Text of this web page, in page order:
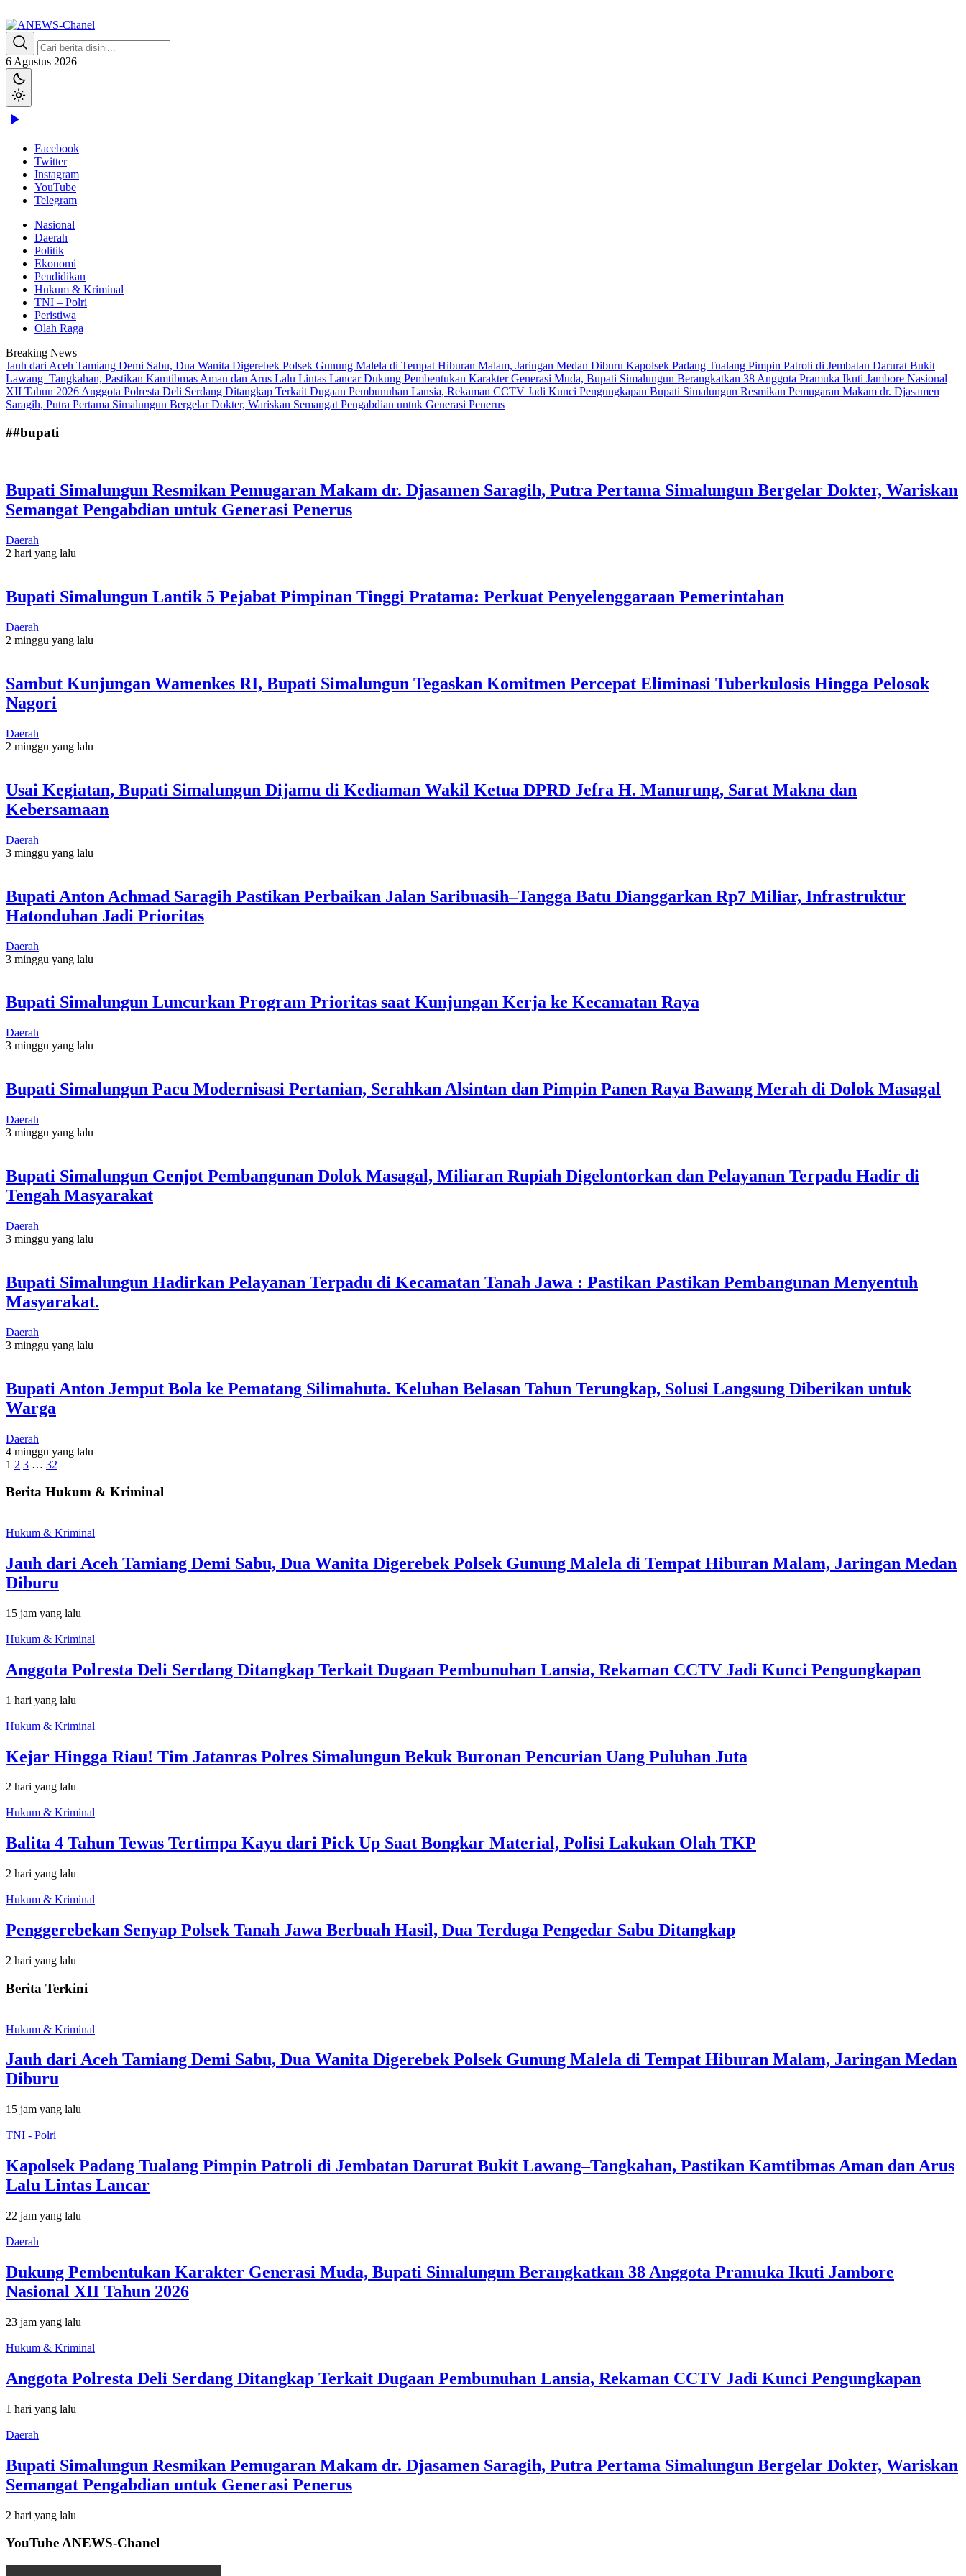
ke
konten
ANEWS-Chanel
Independen, Lugas & Inspiratif
6 Agustus 2026
Facebook
Twitter
Instagram
YouTube
Telegram
Nasional
Daerah
Politik
Ekonomi
Pendidikan
Hukum & Kriminal
TNI – Polri
Peristiwa
Olah Raga
Breaking News
Jauh dari Aceh Tamiang Demi Sabu, Dua Wanita Digerebek Polsek Gunung Malela di Tempat Hiburan Malam, Jaringan Medan Diburu Kapolsek Padang Tualang Pimpin Patroli di Jembatan Darurat Bukit
Lawang–Tangkahan, Pastikan Kamtibmas Aman dan Arus Lalu Lintas LancarDukung Pembentukan Karakter Generasi Muda, Bupati Simalungun Berangkatkan 38 Anggota Pramuka Ikuti Jambore Nasional
XII Tahun 2026 Anggota Polresta Deli Serdang Ditangkap Terkait Dugaan Pembunuhan Lansia, Rekaman CCTV Jadi Kunci Pengungkapan Bupati Simalungun Resmikan Pemugaran Makam dr. Djasamen
Saragih, Putra Pertama Simalungun Bergelar Dokter, Wariskan Semangat Pengabdian untuk Generasi Penerus
##bupati
Bupati Simalungun Resmikan Pemugaran Makam dr. Djasamen Saragih, Putra Pertama Simalungun Bergelar Dokter, Wariskan
Semangat Pengabdian untuk Generasi Penerus
Daerah
2 hari yang lalu
Bupati Simalungun Lantik 5 Pejabat Pimpinan Tinggi Pratama: Perkuat Penyelenggaraan Pemerintahan
Daerah
2 minggu yang lalu
Sambut Kunjungan Wamenkes RI, Bupati Simalungun Tegaskan Komitmen Percepat Eliminasi Tuberkulosis Hingga Pelosok
Nagori
Daerah
2 minggu yang lalu
Usai Kegiatan, Bupati Simalungun Dijamu di Kediaman Wakil Ketua DPRD Jefra H. Manurung, Sarat Makna dan
Kebersamaan
Daerah
3 minggu yang lalu
Bupati Anton Achmad Saragih Pastikan Perbaikan Jalan Saribuasih–Tangga Batu Dianggarkan Rp7 Miliar, Infrastruktur
Hatonduhan Jadi Prioritas
Daerah
3 minggu yang lalu
Bupati Simalungun Luncurkan Program Prioritas saat Kunjungan Kerja ke Kecamatan Raya
Daerah
3 minggu yang lalu
Bupati Simalungun Pacu Modernisasi Pertanian, Serahkan Alsintan dan Pimpin Panen Raya Bawang Merah di Dolok Masagal
Daerah
3 minggu yang lalu
Bupati Simalungun Genjot Pembangunan Dolok Masagal, Miliaran Rupiah Digelontorkan dan Pelayanan Terpadu Hadir di
Tengah Masyarakat
Daerah
3 minggu yang lalu
Bupati Simalungun Hadirkan Pelayanan Terpadu di Kecamatan Tanah Jawa : Pastikan Pastikan Pembangunan Menyentuh
Masyarakat.
Daerah
3 minggu yang lalu
Bupati Anton Jemput Bola ke Pematang Silimahuta. Keluhan Belasan Tahun Terungkap, Solusi Langsung Diberikan untuk
Warga
Daerah
4 minggu yang lalu
1 2 3 … 32
Berita Hukum & Kriminal
Hukum & Kriminal
Jauh dari Aceh Tamiang Demi Sabu, Dua Wanita Digerebek Polsek Gunung Malela di Tempat Hiburan Malam, Jaringan Medan
Diburu
15 jam yang lalu
Hukum & Kriminal
Anggota Polresta Deli Serdang Ditangkap Terkait Dugaan Pembunuhan Lansia, Rekaman CCTV Jadi Kunci Pengungkapan
1 hari yang lalu
Hukum & Kriminal
Kejar Hingga Riau! Tim Jatanras Polres Simalungun Bekuk Buronan Pencurian Uang Puluhan Juta
2 hari yang lalu
Hukum & Kriminal
Balita 4 Tahun Tewas Tertimpa Kayu dari Pick Up Saat Bongkar Material, Polisi Lakukan Olah TKP
2 hari yang lalu
Hukum & Kriminal
Penggerebekan Senyap Polsek Tanah Jawa Berbuah Hasil, Dua Terduga Pengedar Sabu Ditangkap
2 hari yang lalu
Berita Terkini
Hukum & Kriminal
Jauh dari Aceh Tamiang Demi Sabu, Dua Wanita Digerebek Polsek Gunung Malela di Tempat Hiburan Malam, Jaringan Medan
Diburu
15 jam yang lalu
TNI - Polri
Kapolsek Padang Tualang Pimpin Patroli di Jembatan Darurat Bukit Lawang–Tangkahan, Pastikan Kamtibmas Aman dan Arus
Lalu Lintas Lancar
22 jam yang lalu
Daerah
Dukung Pembentukan Karakter Generasi Muda, Bupati Simalungun Berangkatkan 38 Anggota Pramuka Ikuti Jambore
Nasional XII Tahun 2026
23 jam yang lalu
Hukum & Kriminal
Anggota Polresta Deli Serdang Ditangkap Terkait Dugaan Pembunuhan Lansia, Rekaman CCTV Jadi Kunci Pengungkapan
1 hari yang lalu
Daerah
Bupati Simalungun Resmikan Pemugaran Makam dr. Djasamen Saragih, Putra Pertama Simalungun Bergelar Dokter, Wariskan
Semangat Pengabdian untuk Generasi Penerus
2 hari yang lalu
YouTube ANEWS-Chanel